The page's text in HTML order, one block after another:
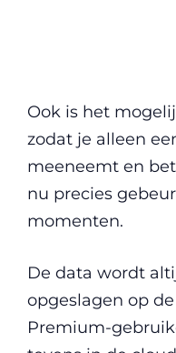
Ook is het
zodat je alleen
meeneemt en
nu precies
momenten.
De data wordt
opgeslagen op
Premium-